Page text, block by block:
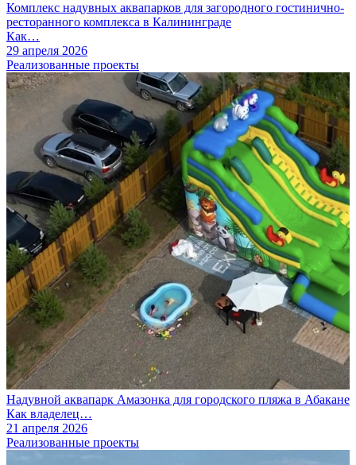
Комплекс надувных аквапарков для загородного гостинично-
ресторанного комплекса в Калининграде
Как…
29 апреля 2026
Реализованные проекты
Надувной аквапарк Амазонка для городского пляжа в Абакане
Как владелец…
21 апреля 2026
Реализованные проекты